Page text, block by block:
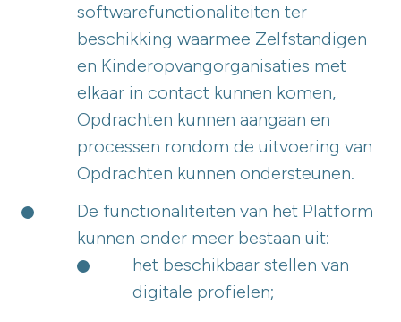
softwarefunctionaliteiten ter
beschikking waarmee Zelfstandigen
en Kinderopvangorganisaties met
elkaar in contact kunnen komen,
Opdrachten kunnen aangaan en
processen rondom de uitvoering van
Opdrachten kunnen ondersteunen.
De functionaliteiten van het Platform
kunnen onder meer bestaan uit:
het beschikbaar stellen van
digitale profielen;